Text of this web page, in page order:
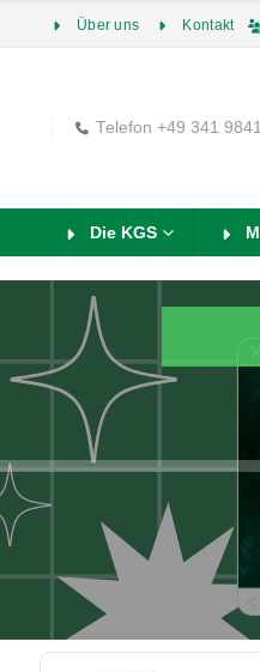
Über uns Kontakt
Telefon +49 341
Die KGS